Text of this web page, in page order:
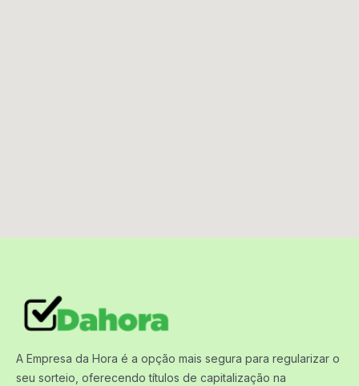
A Empresa da Hora é a opção mais segura para regularizar o
seu sorteio, oferecendo títulos de capitalização na